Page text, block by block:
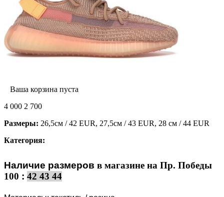
Ваша корзина пуста
4 000 2 700
Размеры: 26,5см / 42 EUR, 27,5см / 43 EUR, 28 см / 44 EUR
Категория:
Наличие размеров в магазине на Пр. Победы
100 : 42 43 44